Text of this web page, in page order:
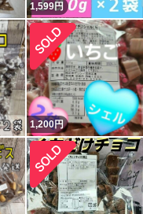
1,599円
1,200円